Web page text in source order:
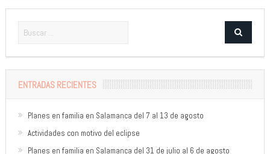
ENTRADAS RECIENTES
Planes en familia en Salamanca del 7 al 13 de agosto
Actividades con motivo del eclipse
Planes en familia en Salamanca del 31 de julio al 6 de agosto